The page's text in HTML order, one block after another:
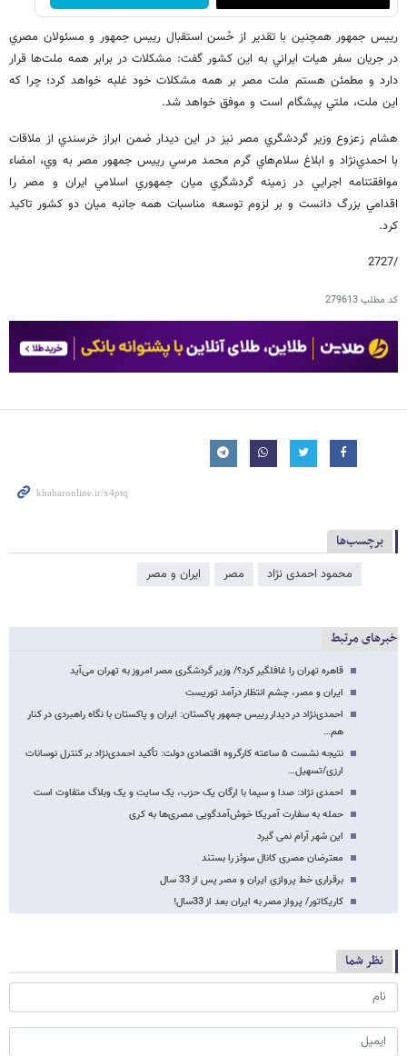
رييس جمهور همچنين با تقدير از حُسن استقبال رييس جمهور و مسئولان مصري
در جريان سفر هيات ايراني به اين كشور گفت: مشكلات در برابر همه ملت‌ها قرار
دارد و مطمئن هستم ملت مصر بر همه مشكلات خود غلبه خواهد كرد؛ چرا كه
اين ملت، ملتي پيشگام است و موفق خواهد شد.
هشام زعزوع وزير گردشگري مصر نيز در اين ديدار ضمن ابراز خرسندي از ملاقات
با احمدي‌نژاد و ابلاغ سلام‌هاي گرم محمد مرسي رييس جمهور مصر به وي، امضاء
موافقتنامه اجرايي در زمينه گردشگري ميان جمهوري اسلامي ايران و مصر را
اقدامي بزرگ دانست و بر لزوم توسعه مناسبات همه جانبه ميان دو كشور تاكيد
كرد.
/2727
کد مطلب279613
برچسب‌ها
محمود احمدی ‌نژاد مصر ایران و مصر
خبرهای مرتبط
قاهره تهران را غافلگیر کرد؟/ وزیر گردشگری مصر امروز به تهران می‌آید
ایران و مصر، چشم‌ انتظار درآمد توریست
احمدی‌نژاد در دیدار رییس جمهور پاکستان: ایران و پاکستان با نگاه راهبردی در کنار
هم…
نتیجه نشست ۵ ساعته کارگروه اقتصادی دولت: تأکید احمدی‌نژاد بر کنترل نوسانات
ارزی/تسهیل…
احمدی نژاد: صدا و سیما با ارگان یک حزب، یک سایت و یک وبلاگ متفاوت است
حمله به سفارت آمریکا خوش‌آمدگویی مصری‌ها به کری
این شهر آرام نمی گیرد
معترضان مصری کانال سوئز را بستند
برقراری خط پروازی ایران و مصر پس از 33 سال
کاریکاتور/ پرواز مصر به ایران بعد از 33سال!
نظر شما